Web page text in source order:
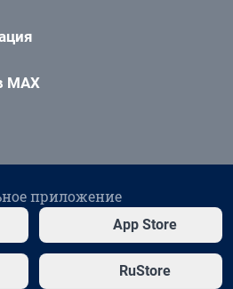
MAX
приложение
App Store
RuStore